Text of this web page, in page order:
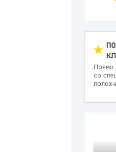
Прямо
со